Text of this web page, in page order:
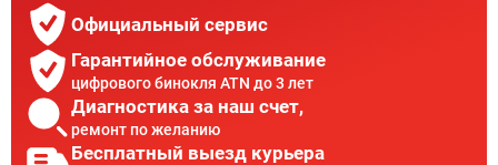
Официальный сервис
Гарантийное обслуживание
цифрового бинокля ATN до 3 лет
Диагностика за наш счет,
ремонт по желанию
Бесплатный выезд курьера